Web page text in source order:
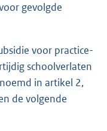
gevolgde
voor practice-
schoolverlaten
in artikel 2,
de volgende